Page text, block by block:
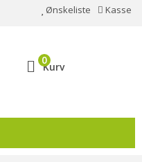
Ønskeliste Kasse
Kurv
0